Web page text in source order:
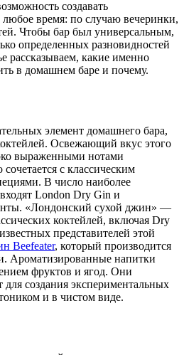
создавать
любое время: по случаю вечеринки,
Чтобы бар был универсальным,
определенных разновидностей
рассказываем, какие именно
в домашнем баре и почему.
элемент домашнего бара,
Освежающий вкус этого
выраженными нотами
с классическим
В число наиболее
London Dry Gin и
«Лондонский сухой джин» —
коктейлей, включая Dry
представителей этой
Beefeater, который производится
Ароматизированные напитки
фруктов и ягод. Они
создания экспериментальных
и в чистом виде.